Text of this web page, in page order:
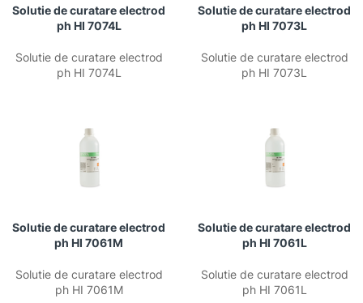
Solutie de curatare electrod
ph HI 7074L
Solutie de curatare electrod
ph HI 7074L
Solutie de curatare electrod
ph HI 7073L
Solutie de curatare electrod
ph HI 7073L
Solutie de curatare electrod
ph HI 7061M
Solutie de curatare electrod
ph HI 7061M
Solutie de curatare electrod
ph HI 7061L
Solutie de curatare electrod
ph HI 7061L